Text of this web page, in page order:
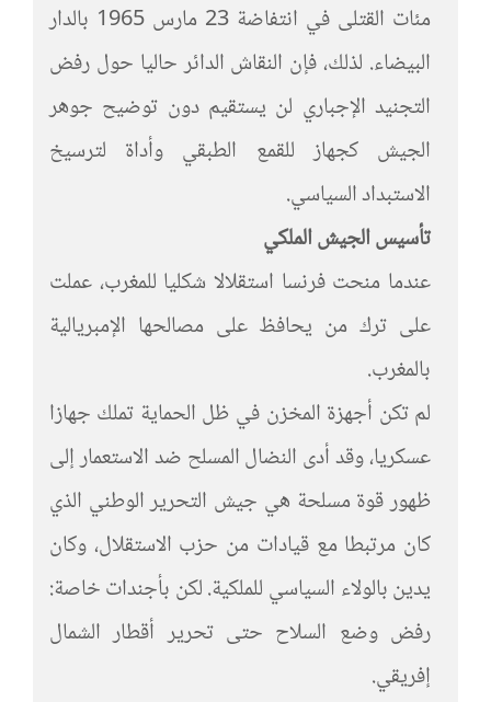
مئات القتلى في انتفاضة 23 مارس 1965 بالدار
البيضاء. لذلك، فإن النقاش الدائر حاليا حول رفض
التجنيد الإجباري لن يستقيم دون توضيح جوهر
الجيش كجهاز للقمع الطبقي وأداة لترسيخ
الاستبداد السياسي.
تأسيس الجيش الملكي
عندما منحت فرنسا استقلالا شكليا للمغرب، عملت
على ترك من يحافظ على مصالحها الإمبريالية
بالمغرب.
لم تكن أجهزة المخزن في ظل الحماية تملك جهازا
عسكريا، وقد أدى النضال المسلح ضد الاستعمار إلى
ظهور قوة مسلحة هي جيش التحرير الوطني الذي
كان مرتبطا مع قيادات من حزب الاستقلال، وكان
يدين بالولاء السياسي للملكية. لكن بأجندات خاصة:
رفض وضع السلاح حتى تحرير أقطار الشمال
إفريقي.